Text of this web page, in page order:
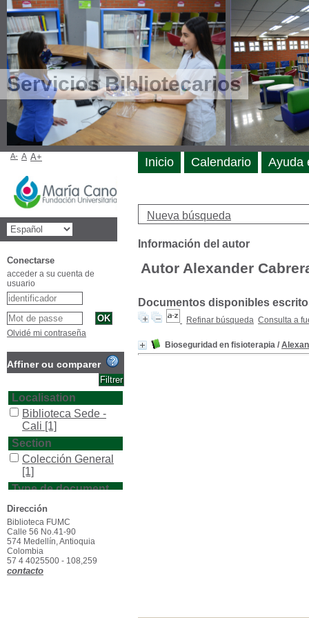
Servicios Bibliotecarios
Nueva búsqueda
Información del autor
Autor Alexander
Documentos disponibles
Refinar búsqueda Consulta a
Bioseguridad en fisioterapia /
Inicio Calendario Ayuda
A- A A+
Conectarse
acceder a su cuenta de
usuario
Olvidé mi contraseña
Affiner ou comparer
Localisation
Biblioteca Sede -
Cali [1]
Section
Colección General
[1]
Type de document
texto impreso
Dirección
Biblioteca FUMC
Calle 56 No.41-90
574 Medellín, Antioquia
Colombia
57 4 4025500 - 108,259
contacto